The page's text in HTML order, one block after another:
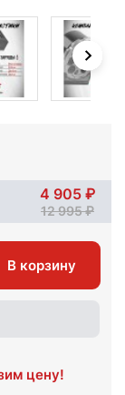
4 905
12 995
В корзину
цену!